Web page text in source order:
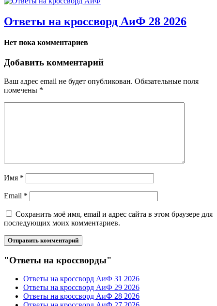
Ответы на кроссворд АиФ 28 2026
Нет пока комментариев
Добавить комментарий
Ваш адрес email не будет опубликован. Обязательные поля
помечены *
Имя *
Email *
Сохранить моё имя, email и адрес сайта в этом браузере для
последующих моих комментариев.
"Ответы на кроссворды"
Ответы на кроссворд АиФ 31 2026
Ответы на кроссворд АиФ 29 2026
Ответы на кроссворд АиФ 28 2026